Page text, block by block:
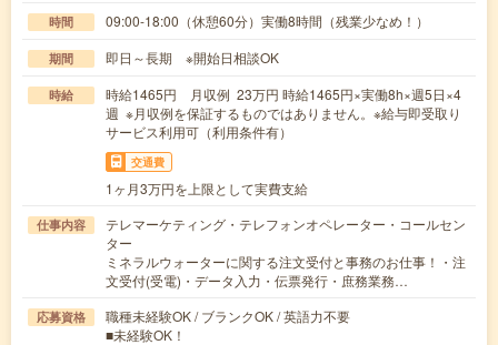
時間 09:00-18:00（休憩60分）実働8時間（残業少なめ！）
期間 即日～長期 ※開始日相談OK
時給
時給1465円 月収例 23万円 時給1465円×実働8h×週5日×4
週 ※月収例を保証するものではありません。※給与即受取り
サービス利用可（利用条件有）
交通費
1ヶ月3万円を上限として実費支給
仕事内容
テレマーケティング・テレフォンオペレーター・コールセン
ター
ミネラルウォーターに関する注文受付と事務のお仕事！・注
文受付(受電)・データ入力・伝票発行・庶務業務…
応募資格
職種未経験OK / ブランクOK / 英語力不要
■未経験OK！